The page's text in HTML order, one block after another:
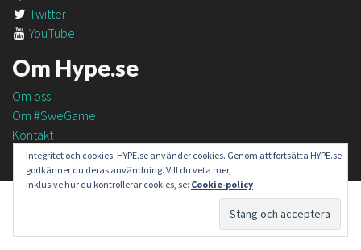
Twitter
YouTube
Om Hype.se
Om oss
Om #SweGame
Kontakt
Integritet och cookies: HYPE.se använder cookies. Genom att fortsätta HYPE.se
godkänner du deras användning. Vill du veta mer,
inklusive hur du kontrollerar cookies, se: Cookie-policy